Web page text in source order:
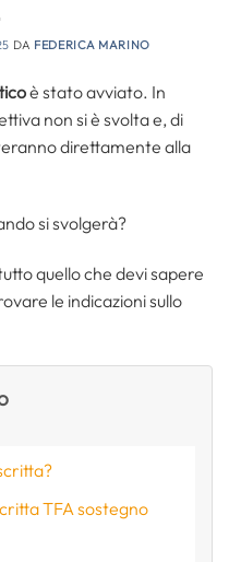
DA FEDERICA MARINO
è stato avviato. In
non si è svolta e, di
direttamente alla
si svolgerà?
quello che devi sapere
le indicazioni sullo
TFA sostegno